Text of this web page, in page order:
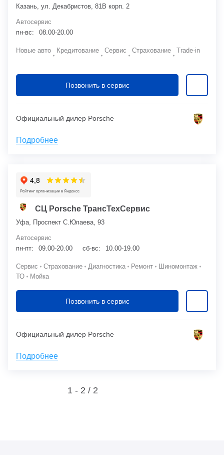
Казань, ул. Декабристов, 81В корп. 2
Автосервис
пн-вс:
08.00-20.00
Новые авто Кредитование Сервис Страхование Trade-in
Позвонить в сервис
Официальный дилер Porsche
Подробнее
СЦ Porsche ТрансТехСервис
Уфа, Проспект С.Юлаева, 93
Автосервис
пн-пт:
09.00-20.00 сб-вс: 10.00-19.00
Сервис Страхование Диагностика Ремонт
Шиномонтаж
ТО
Мойка
Позвонить в сервис
Официальный дилер Porsche
Подробнее
1 - 2 / 2